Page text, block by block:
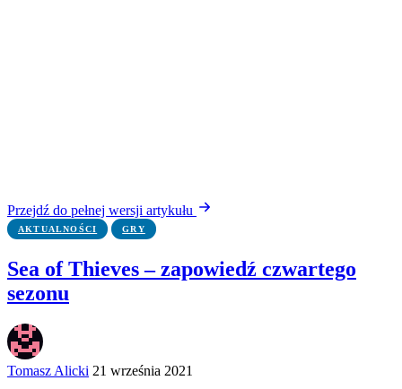
Przejdź do pełnej wersji artykułu
AKTUALNOŚCI GRY
Sea of Thieves – zapowiedź czwartego
sezonu
Tomasz Alicki 21 września 2021